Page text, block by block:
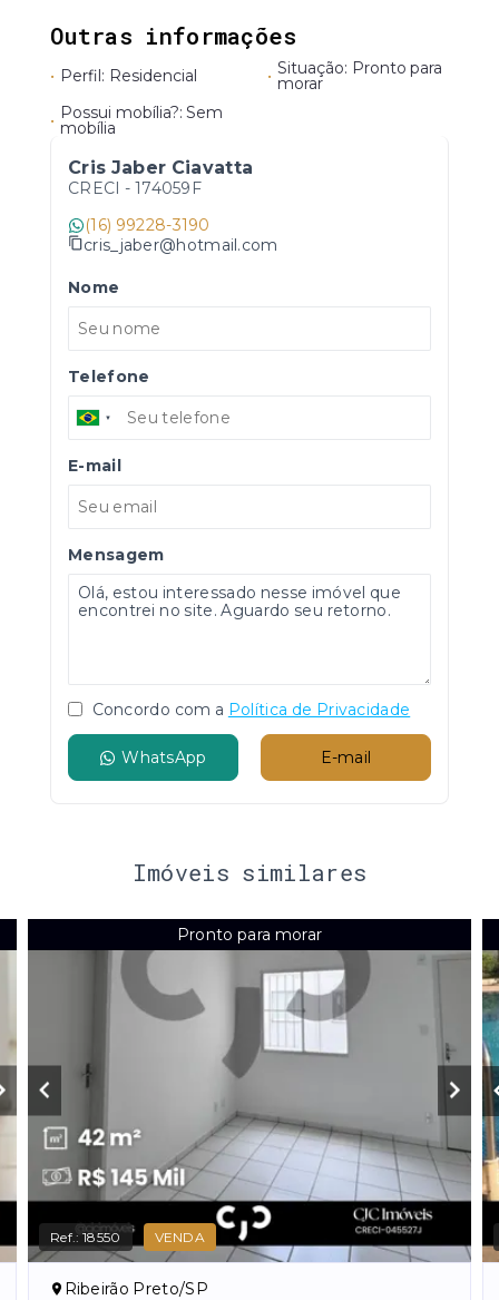
Outras informações
• Perfil: Residencial • Situação: Pronto para
morar
• Possui mobília?: Sem
mobília
Cris Jaber Ciavatta
CRECI - 174059F
(16) 99228-3190
cris_jaber@hotmail.com
Nome
Telefone
E-mail
Mensagem
Concordo com a Política de Privacidade
WhatsApp E-mail
Imóveis similares
Pronto para morar
Ref.:18550 VENDA
Ribeirão Preto/SP